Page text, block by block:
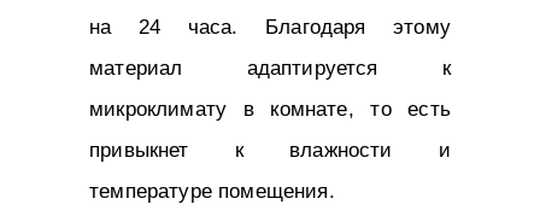
на 24 часа. Благодаря этому
материал адаптируется к
микроклимату в комнате, то есть
привыкнет к влажности и
температуре помещения.